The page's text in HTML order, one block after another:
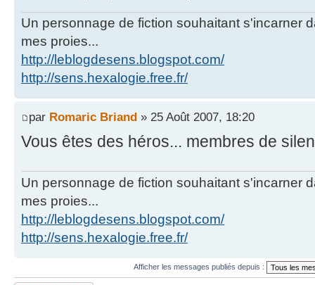
Un personnage de fiction souhaitant s'incarner
mes proies...
http://leblogdesens.blogspot.com/
http://sens.hexalogie.free.fr/
par Romaric Briand » 25 Août 2007, 18:20
Vous êtes des héros... membres de
Un personnage de fiction souhaitant s'incarner
mes proies...
http://leblogdesens.blogspot.com/
http://sens.hexalogie.free.fr/
Afficher les messages publiés depuis :